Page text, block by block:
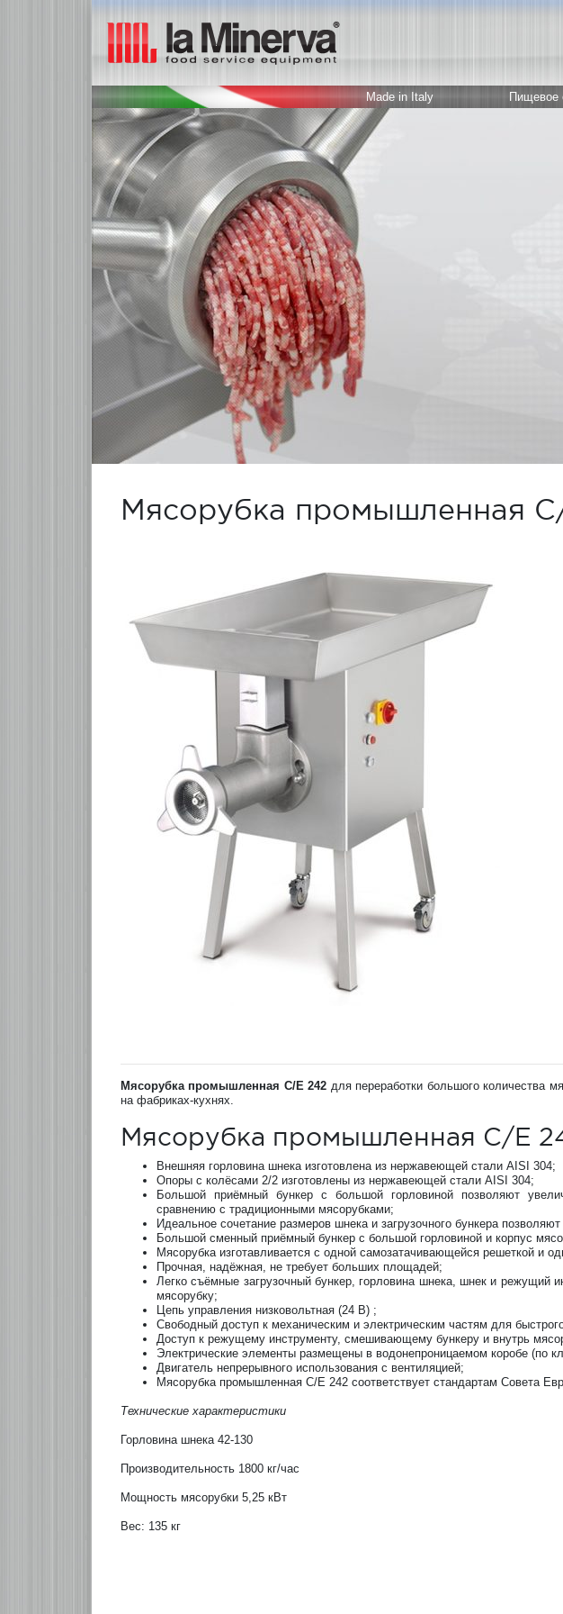
Made in Italy Пищевое
Мясорубка промышленная
Мясорубка промышленная C/E 242 для переработки большого количества
на фабриках-кухнях.
Мясорубка промышленная C/E
Внешняя горловина шнека изготовлена из нержавеющей стали AISI 304;
Опоры с колёсами 2/2 изготовлены из нержавеющей стали AISI 304;
Большой приёмный бункер с большой горловиной позволяют
сравнению с традиционными мясорубками;
Идеальное сочетание размеров шнека и загрузочного бункера
Большой сменный приёмный бункер с большой горловиной и корпус
Мясорубка изготавливается с одной самозатачивающейся решеткой и
Прочная, надёжная, не требует больших площадей;
Легко съёмные загрузочный бункер, горловина шнека, шнек и режущий
мясорубку;
Цепь управления низковольтная (24 В) ;
Свободный доступ к механическим и электрическим частям для
Доступ к режущему инструменту, смешивающему бункеру и внутрь
Электрические элементы размещены в водонепроницаемом коробе (по
Двигатель непрерывного использования с вентиляцией;
Мясорубка промышленная C/E 242 соответствует стандартам Совета
Технические характеристики
Горловина шнека 42-130
Производительность 1800 кг/час
Мощность мясорубки 5,25 кВт
Вес: 135 кг